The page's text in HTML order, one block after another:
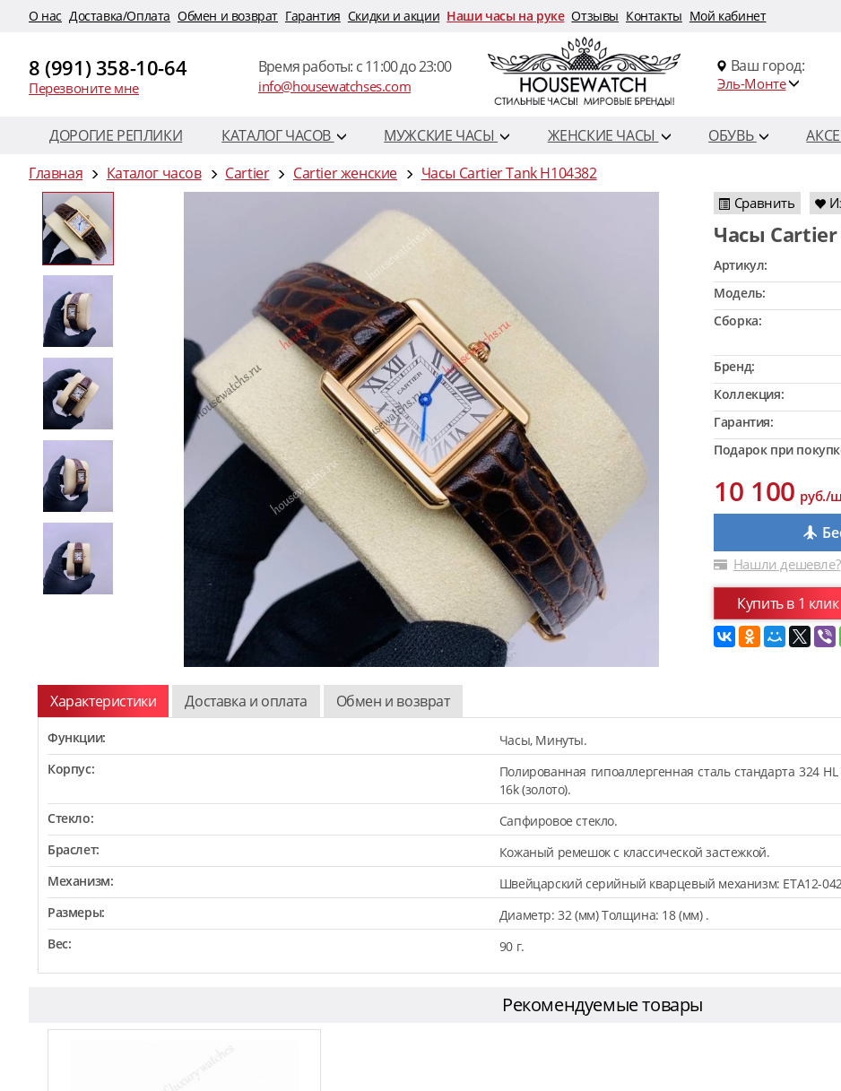
O нас Доставка/Оплата Обмен и возврат Гарантия Скидки и акции Наши часы на руке Отзывы Контакты Мой кабинет
8 (991) 358-10-64
Перезвоните мне
Время работы: c 11:00 до 23:00
info@housewatchses.com
Ваш город:
Эль-Монте
ДОРОГИЕ РЕПЛИКИ КАТАЛОГ ЧАСОВ МУЖСКИЕ ЧАСЫ ЖЕНСКИЕ ЧАСЫ ОБУВЬ
Главная
Каталог часов Cartier Cartier женские Часы Cartier Tank H104382
Сравнить
Часы
Артикул:
Модель:
Сборка:
Бренд:
Коллекция:
Гарантия:
Подарок при
10 100руб./
Нашли дешевле?
Купить в 1 клик
Характеристики Доставка и оплата Обмен и возврат
Функции:
Часы, Минуты.
Корпус:
Полированная гипоаллергенная сталь стандарта 324
16k (золото).
Стекло:
Сапфировое стекло.
Браслет:
Кожаный ремешок с классической застежкой.
Механизм:
Швейцарский серийный кварцевый механизм: ETA12-
Размеры:
Диаметр: 32 (мм) Толщина: 18 (мм) .
Вес:
90 г.
Рекомендуемые товары